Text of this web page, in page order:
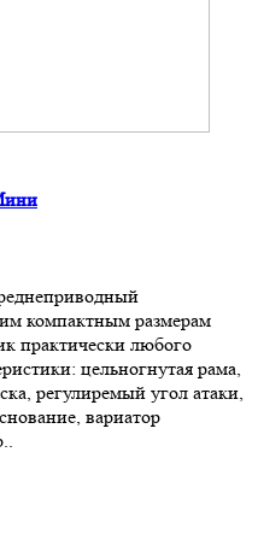
компактным размерам
практически любого
цельногнутая рама,
регулиремый угол атаки,
вариатор